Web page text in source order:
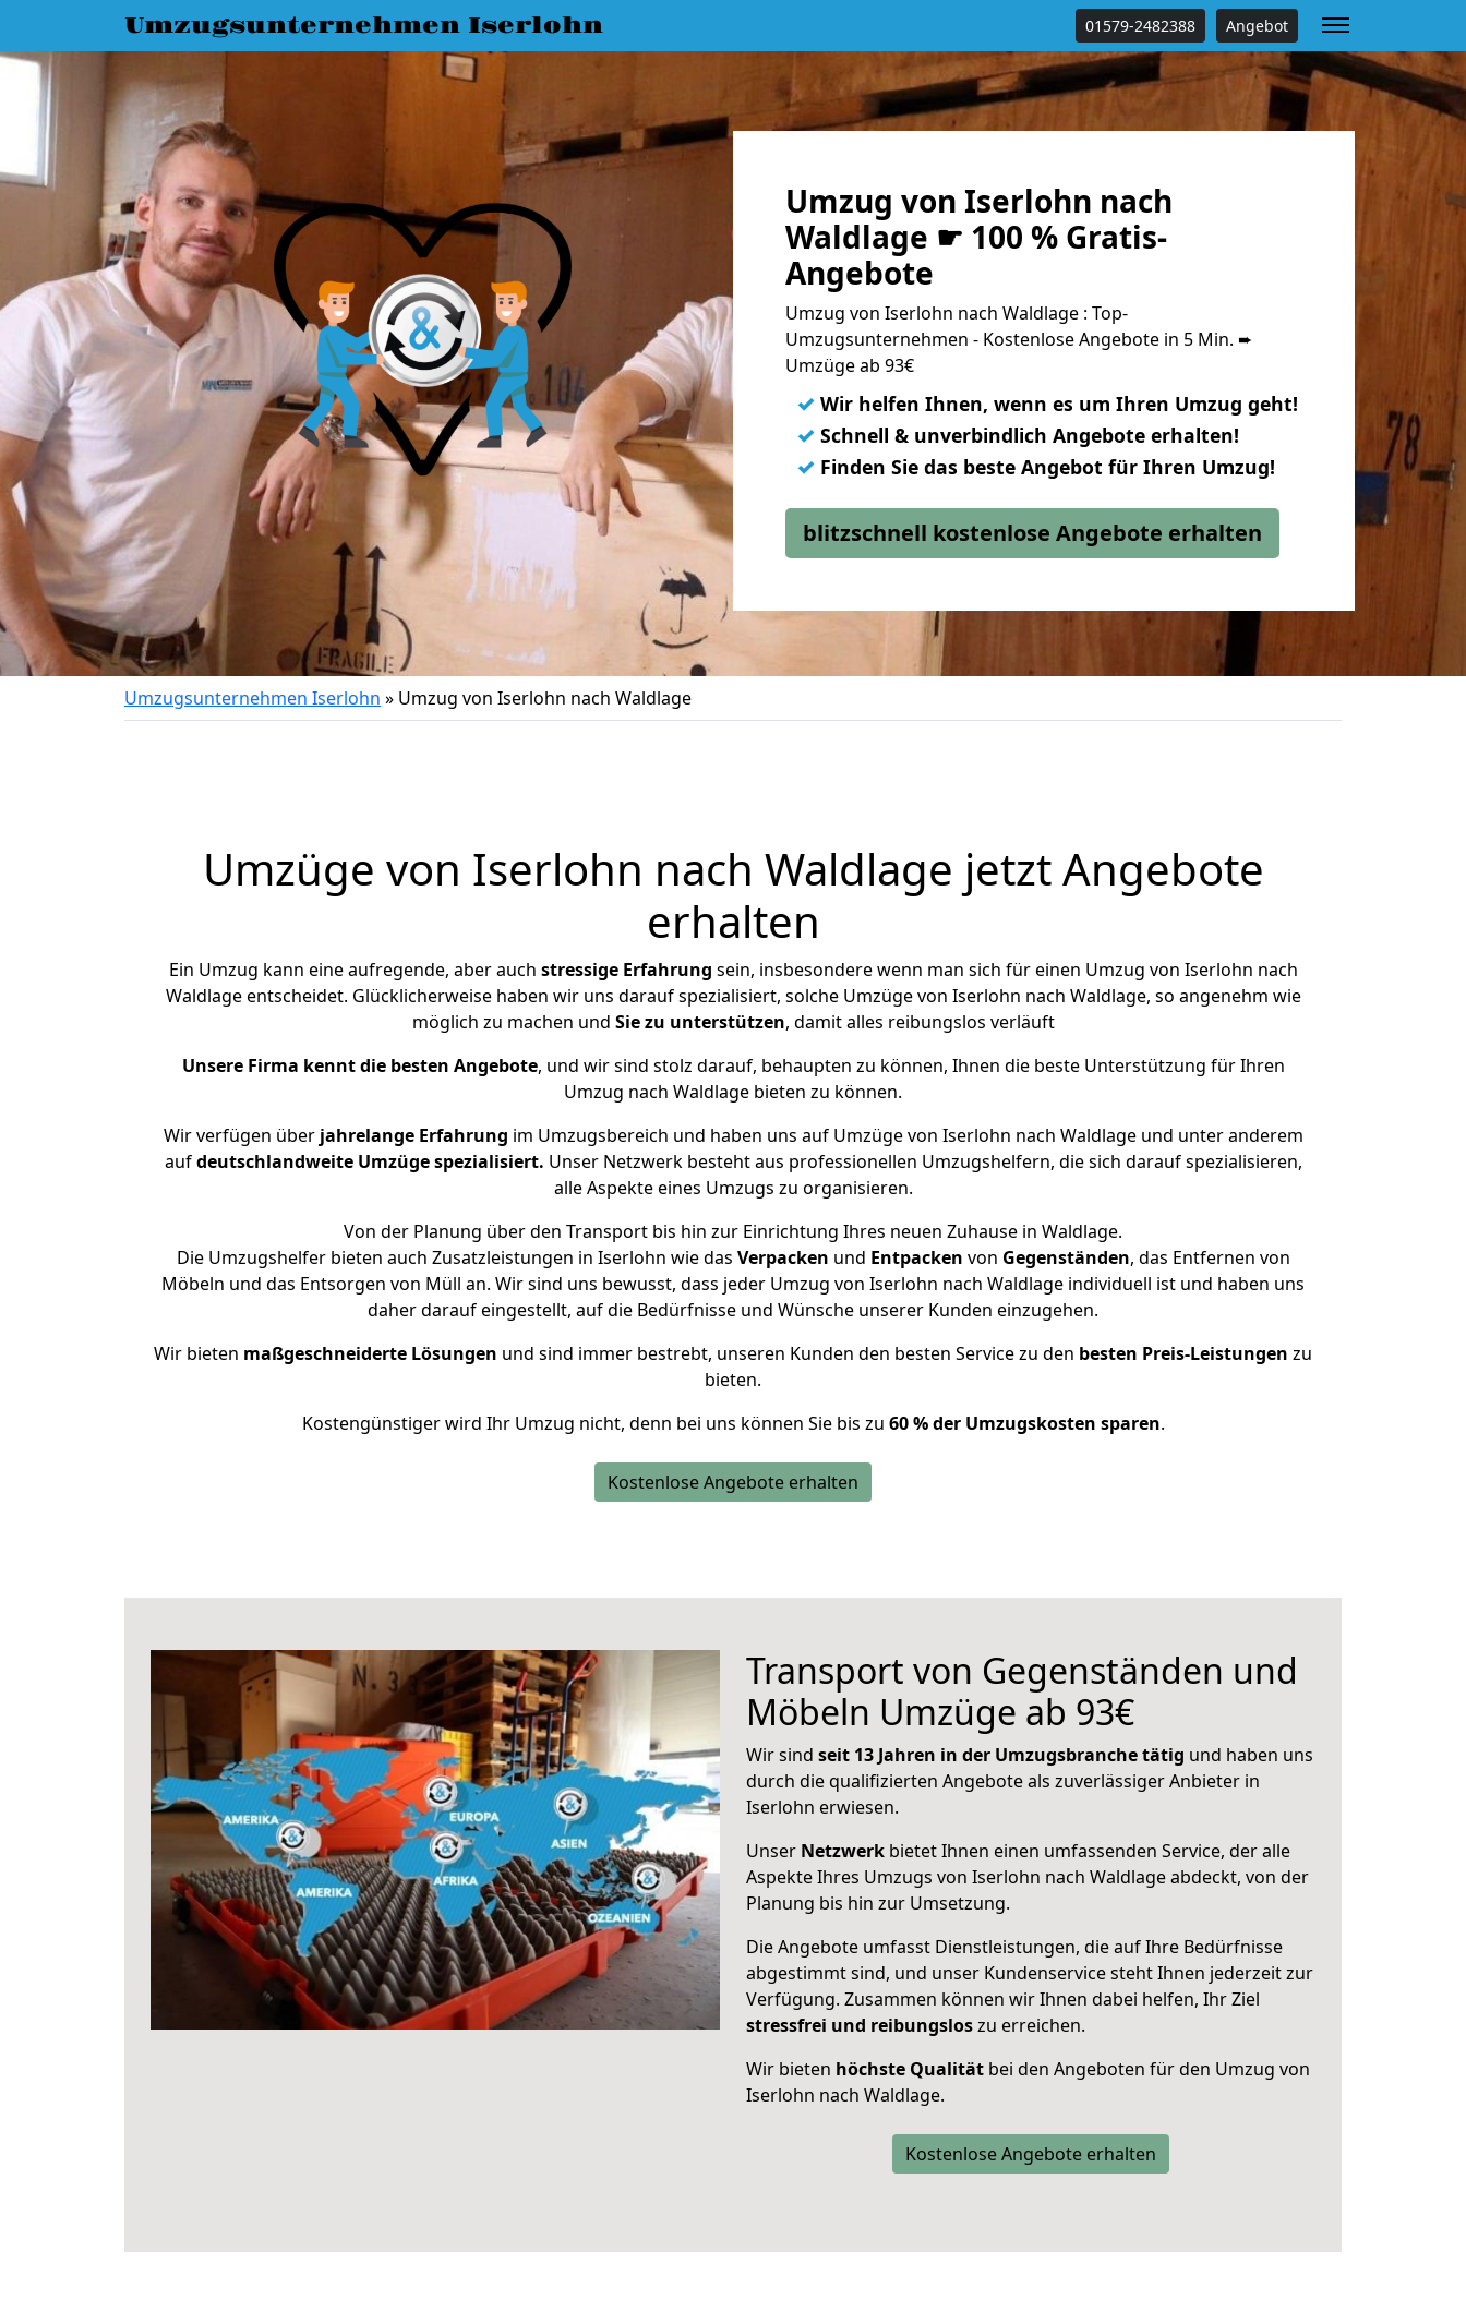
Umzugsunternehmen Iserlohn 01579-2482388 Angebot
Umzug von Iserlohn nach
Waldlage ☛ 100 % Gratis-
Angebote
Umzug von Iserlohn nach Waldlage : Top-
Umzugsunternehmen - Kostenlose Angebote in 5 Min. ➨
Umzüge ab 93€
✓ Wir helfen Ihnen, wenn es um Ihren Umzug geht!
✓ Schnell & unverbindlich Angebote erhalten!
✓ Finden Sie das beste Angebot für Ihren Umzug!
blitzschnell kostenlose Angebote erhalten
Umzugsunternehmen Iserlohn » Umzug von Iserlohn nach Waldlage
Umzüge von Iserlohn nach Waldlage jetzt Angebote
erhalten
Ein Umzug kann eine aufregende, aber auch stressige Erfahrung sein, insbesondere wenn man sich für einen Umzug von Iserlohn nach
Waldlage entscheidet. Glücklicherweise haben wir uns darauf spezialisiert, solche Umzüge von Iserlohn nach Waldlage, so angenehm wie
möglich zu machen und Sie zu unterstützen, damit alles reibungslos verläuft
Unsere Firma kennt die besten Angebote, und wir sind stolz darauf, behaupten zu können, Ihnen die beste Unterstützung für Ihren
Umzug nach Waldlage bieten zu können.
Wir verfügen überjahrelange Erfahrung im Umzugsbereich und haben uns auf Umzüge von Iserlohn nach Waldlage und unter anderem
aufdeutschlandweite Umzüge spezialisiert. Unser Netzwerk besteht aus professionellen Umzugshelfern, die sich darauf spezialisieren,
alle Aspekte eines Umzugs zu organisieren.
Von der Planung über den Transport bis hin zur Einrichtung Ihres neuen Zuhause in Waldlage.
Die Umzugshelfer bieten auch Zusatzleistungen in Iserlohn wie das Verpacken und Entpacken von Gegenständen, das Entfernen von
Möbeln und das Entsorgen von Müll an. Wir sind uns bewusst, dass jeder Umzug von Iserlohn nach Waldlage individuell ist und haben uns
daher darauf eingestellt, auf die Bedürfnisse und Wünsche unserer Kunden einzugehen.
Wir bieten maßgeschneiderte Lösungen und sind immer bestrebt, unseren Kunden den besten Service zu den besten Preis-Leistungen zu
bieten.
Kostengünstiger wird Ihr Umzug nicht, denn bei uns können Sie bis zu 60 % der Umzugskosten sparen.
Kostenlose Angebote erhalten
Transport von Gegenständen und
Möbeln Umzüge ab 93€
Wir sind seit 13 Jahren in der Umzugsbranche tätig und haben uns
durch die qualifizierten Angebote als zuverlässiger Anbieter in
Iserlohn erwiesen.
Unser Netzwerk bietet Ihnen einen umfassenden Service, der alle
Aspekte Ihres Umzugs von Iserlohn nach Waldlage abdeckt, von der
Planung bis hin zur Umsetzung.
Die Angebote umfasst Dienstleistungen, die auf Ihre Bedürfnisse
abgestimmt sind, und unser Kundenservice steht Ihnen jederzeit zur
Verfügung. Zusammen können wir Ihnen dabei helfen, Ihr Ziel
stressfrei und reibungsloszu erreichen.
Wir bieten höchste Qualität bei den Angeboten für den Umzug von
Iserlohn nach Waldlage.
Kostenlose Angebote erhalten